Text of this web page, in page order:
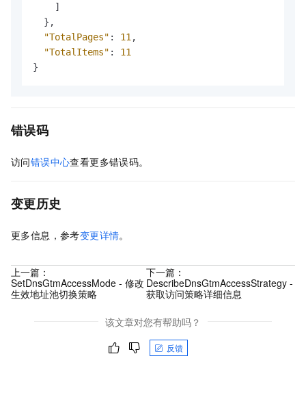
]
} ,
"TotalPages" : 11 ,
"TotalItems" :
11
}
错误码
访问错误中心查看更多错误码。
变更历史
更多信息，参考变更详情。
上一篇：
SetDnsGtmAccessMode - 修改
生效地址池切换策略
下一篇：
DescribeDnsGtmAccessStrategy -
获取访问策略详细信息
该文章对您有帮助吗？
反馈